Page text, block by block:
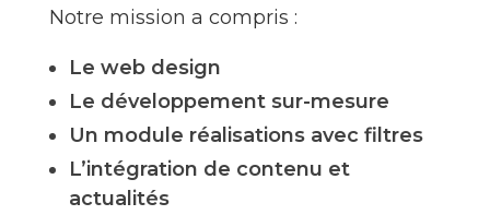
Notre mission a compris :
Le web design
Le développement sur-mesure
Un module réalisations avec filtres
L’intégration de contenu et
actualités